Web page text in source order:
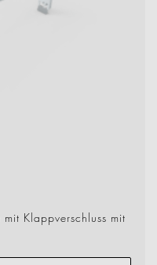
Klappverschluss mit